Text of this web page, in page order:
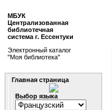
МБУК
Централизованная
библиотечная
система г. Ессентуки
Электронный каталог
"Моя библиотека"
Главная страница
Выбор языка